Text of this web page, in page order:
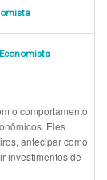
o comportamento
Eles
antecipar como
investimentos de